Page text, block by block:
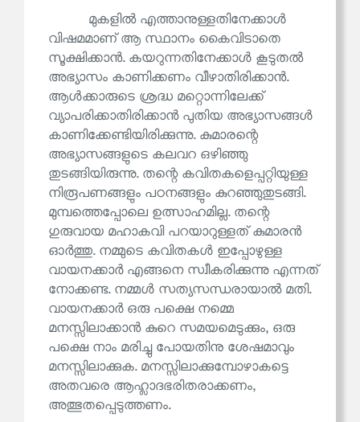
മുകളിൽ എത്താനുള്ളതിനേക്കാൾ
വിഷമമാണ് ആ സ്ഥാനം കൈവിടാതെ
സൂക്ഷിക്കാൻ. കയറുന്നതിനേക്കാൾ കൂടുതൽ
അഭ്യാസം കാണിക്കണം വീഴാതിരിക്കാൻ.
ആൾക്കാരുടെ ശ്രദ്ധ മറ്റൊന്നിലേക്ക്
വ്യാപരിക്കാതിരിക്കാൻ പുതിയ അഭ്യാസങ്ങൾ
കാണിക്കേണ്ടിയിരിക്കുന്നു. കുമാരന്റെ
അഭ്യാസങ്ങളുടെ കലവറ ഒഴിഞ്ഞു
തുടങ്ങിയിരുന്നു. തന്റെ കവിതകളെപ്പറ്റിയുള്ള
നിരൂപണങ്ങളും പഠനങ്ങളും കുറഞ്ഞുതുടങ്ങി.
മുമ്പത്തെപ്പോലെ ഉത്സാഹമില്ല. തന്റെ
ഗുരുവായ മഹാകവി പറയാറുള്ളത് കുമാരൻ
ഓർത്തു. നമ്മുടെ കവിതകൾ ഇപ്പോഴുള്ള
വായനക്കാർ എങ്ങനെ സ്വീകരിക്കുന്നു എന്നത്
നോക്കണ്ട. നമ്മൾ സത്യസന്ധരായാൽ മതി.
വായനക്കാർ ഒരു പക്ഷെ നമ്മെ
മനസ്സിലാക്കാൻ കുറെ സമയമെടുക്കും, ഒരു
പക്ഷെ നാം മരിച്ചു പോയതിനു ശേഷമാവും
മനസ്സിലാക്കുക. മനസ്സിലാക്കുമ്പോഴാകട്ടെ
അതവരെ ആഹ്ലാദഭരിതരാക്കണം,
അത്ഭുതപ്പെടുത്തണം.